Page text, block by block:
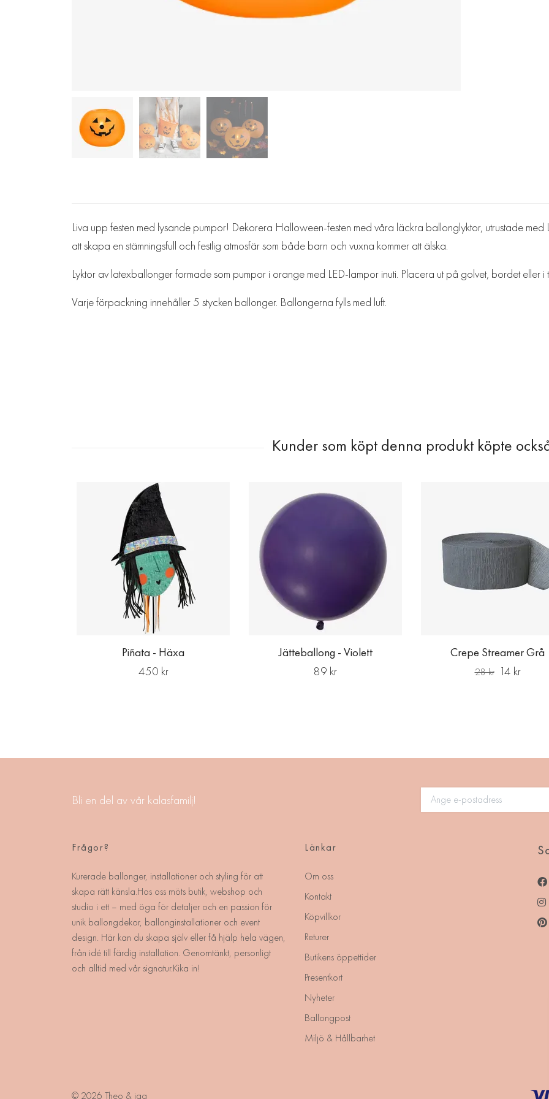
Liva upp festen med lysande pumpor! Dekorera Halloween-festen med våra läckra ballonglyktor, utrustade med
att skapa en stämningsfull och festlig atmosfär som både barn och vuxna kommer att älska.
Lyktor av latexballonger formade som pumpor i orange med LED-lampor inuti. Placera ut på golvet, bordet eller
Varje förpackning innehåller 5 stycken ballonger. Ballongerna fylls med luft.
Piñata - Häxa
450 kr
Jätteballong - Violett
89 kr
Crepe Streamer Grå
28 kr 14 kr
Bli en del av vår kalasfamilj!
Frågor?
Kurerade ballonger, installationer och styling för att
skapa rätt känsla.Hos oss möts butik, webshop och
studio i ett – med öga för detaljer och en passion för
unik ballongdekor, ballonginstallationer och event
design. Här kan du skapa själv eller få hjälp hela vägen,
från idé till färdig installation. Genomtänkt, personligt
och alltid med vår signatur.Kika in!
Länkar
Om oss
Kontakt
Köpvillkor
Returer
Butikens öppettider
Presentkort
Nyheter
Ballongpost
Miljö & Hållbarhet
© 2026 Theo & jag